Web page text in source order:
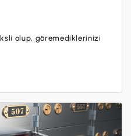
olup, göremediklerinizi